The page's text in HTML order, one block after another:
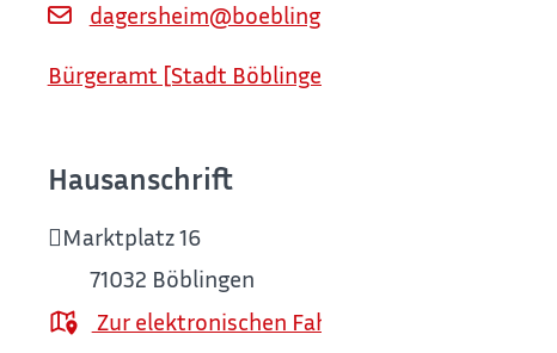
dagersheim@boeblingen.de
Bürgeramt [Stadt Böblingen]
Hausanschrift
Marktplatz 16
71032 Böblingen
Zur elektronischen Fahrplanauskunft